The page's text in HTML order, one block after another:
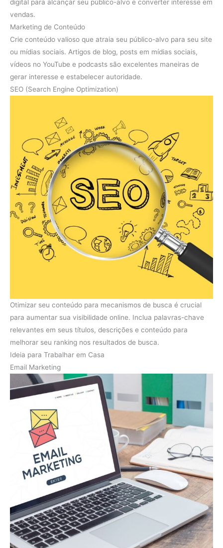
digital para alcançar seu público-alvo e converter interesse em
vendas.
Marketing de Conteúdo
Crie conteúdo valioso que atraia seu público-alvo para seu site
ou mídias sociais. Artigos de blog, posts em mídias sociais,
vídeos no YouTube e podcasts são excelentes maneiras de
gerar interesse e estabelecer autoridade.
SEO (Search Engine Optimization)
Otimizar seu conteúdo para mecanismos de busca é crucial
para aumentar sua visibilidade online. Inclua palavras-chave
relevantes em seus títulos, descrições e conteúdo para
melhorar seu ranking nos resultados de busca.
Ideia para Trabalhar em Casa
Email Marketing